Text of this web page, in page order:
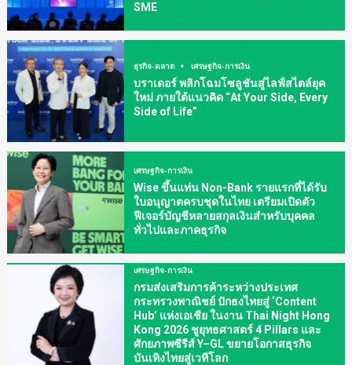
SME
ธุรกิจ-ตลาด เศรษฐกิจ-การเงิน
บราเดอร์ พลิกโฉมโซลูชันสู่ไลฟ์สไตล์ยุค
ใหม่ ภายใต้แนวคิด “At Your Side, Every
Side of Life”
เศรษฐกิจ-การเงิน
Wise ขึ้นแท่น Non-Bank รายแรกที่ได้รับ
ใบอนุญาตครบชุดในไทย เตรียมเปิดตัว
ฟีเจอร์บัญชีหลายสกุลเงินสำหรับบุคคล
ทั่วไปและภาคธุรกิจ
เศรษฐกิจ-การเงิน
กรมส่งเสริมการค้าระหว่างประเทศ
กระทรวงพาณิชย์ ปักธงไทยสู่ ‘Content
Hub’ แห่งเอเชีย ในงาน Thai Night Hong
Kong 2026 ชูยุทธศาสตร์ 4 Pillars และ
ศักยภาพซีรีส์ Y–GL ขยายโอกาสธุรกิจ
บันเทิงไทยสู่เวทีโลก